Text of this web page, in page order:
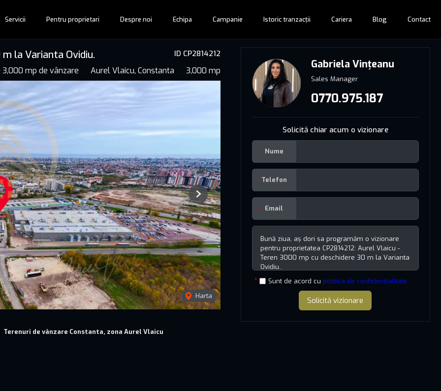
Servicii Pentru proprietari Despre noi Echipa Campanie Istoric tranzacții Cariera Blog Contact
ID CP2814212
la Varianta Ovidiu.
3,000 mp de vânzare Aurel Vlaicu, Constanta 3,000 mp
Harta
Next
Terenuri de vânzare Constanta, zona Aurel Vlaicu
Gabriela Vințeanu
Sales Manager
0770.975.187
Solicită chiar acum o vizionare
Nume
Telefon
Email
Sunt de acord cu politica de confidențialitate
Solicită vizionare